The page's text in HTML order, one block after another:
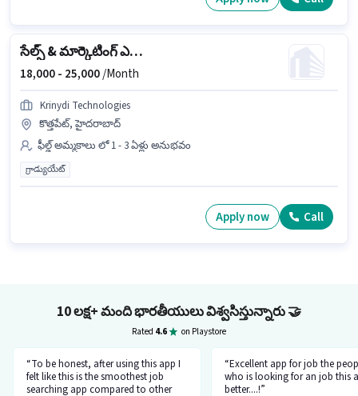
సేల్స్ & మార్కెటింగ్ ఎగ్జిక్యూటివ్
18,000 - 25,000/Month
Krinydi Technologies
కొత్తపేట్, హైదరాబాద్
ఫీల్డ్ అమ్మకాలు లో 1 - 3 ఏళ్లు అనుభవం
గ్రాడ్యుయేట్
Apply now Call
10 లక్ష+ మంది భారతీయులు విశ్వసిస్తున్నారు🤝
Rated 4.6 on Playstore
“To be honest, after using this app I
felt like this is the smoothest job
searching app compared to other
“Excellent app for job the
who is looking for an job this
better....!”